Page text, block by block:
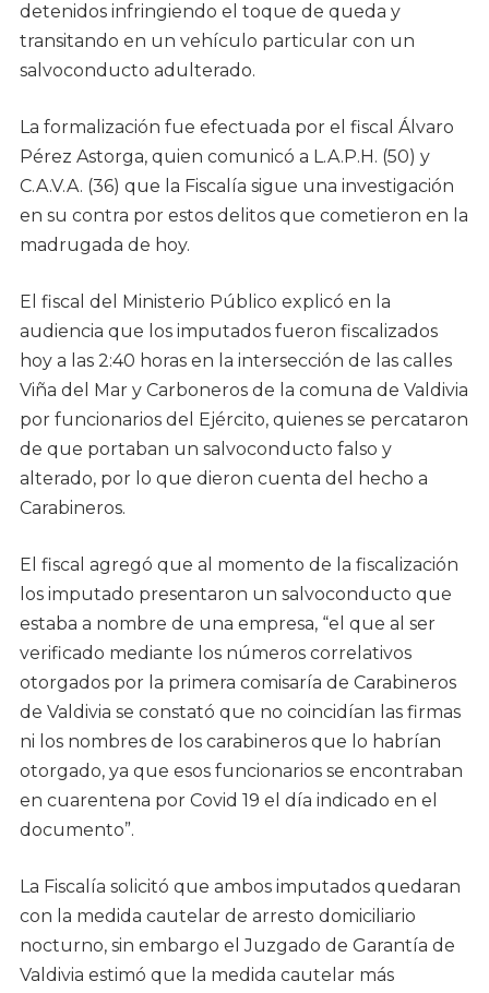
detenidos infringiendo el toque de queda y
transitando en un vehículo particular con un
salvoconducto adulterado.
La formalización fue efectuada por el fiscal Álvaro
Pérez Astorga, quien comunicó a L.A.P.H. (50) y
C.A.V.A. (36) que la Fiscalía sigue una investigación
en su contra por estos delitos que cometieron en la
madrugada de hoy.
El fiscal del Ministerio Público explicó en la
audiencia que los imputados fueron fiscalizados
hoy a las 2:40 horas en la intersección de las calles
Viña del Mar y Carboneros de la comuna de Valdivia
por funcionarios del Ejército, quienes se percataron
de que portaban un salvoconducto falso y
alterado, por lo que dieron cuenta del hecho a
Carabineros.
El fiscal agregó que al momento de la fiscalización
los imputado presentaron un salvoconducto que
estaba a nombre de una empresa, “el que al ser
verificado mediante los números correlativos
otorgados por la primera comisaría de Carabineros
de Valdivia se constató que no coincidían las firmas
ni los nombres de los carabineros que lo habrían
otorgado, ya que esos funcionarios se encontraban
en cuarentena por Covid 19 el día indicado en el
documento”.
La Fiscalía solicitó que ambos imputados quedaran
con la medida cautelar de arresto domiciliario
nocturno, sin embargo el Juzgado de Garantía de
Valdivia estimó que la medida cautelar más